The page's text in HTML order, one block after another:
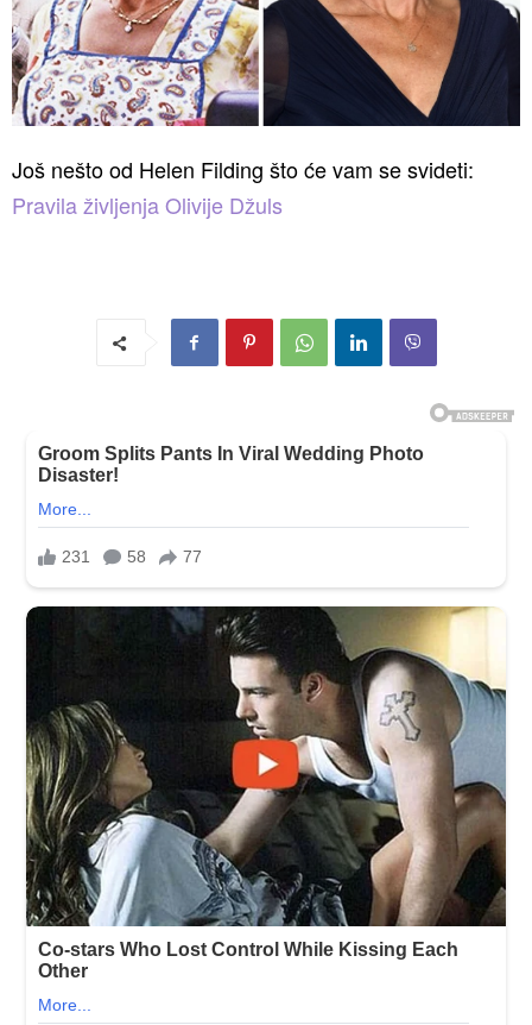
Još nešto od Helen Filding što će vam se svideti:
Pravila življenja Olivije Džuls